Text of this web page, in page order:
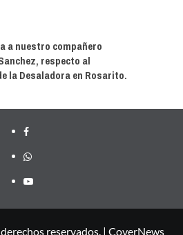
a nuestro compañero
respecto al
la Desaladora en Rosarito.
Facebook
whatsapp
youtube
reservados. | CoverNews